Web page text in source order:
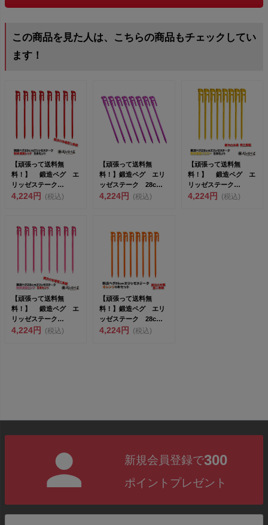
この商品を見た人は、こちらの商品もチェックしてい
ます！
【頑張って送料無
料！】 鍛造ペグ エ
リッゼステーク
28cm 8本セット
4,224円 (税込)
【頑張って送料無
料！】鍛造ペグ エリ
ッゼステーク 28cm
2017年新色パープ
4,224円 (税込)
【頑張って送料無
料！】 鍛造ペグ エ
リッゼステーク
28cm 8本セット
4,224円 (税込)
【頑張って送料無
料！】 鍛造ペグ エ
リッゼステーク
28cm 8本セット
4,224円 (税込)
【頑張って送料無
料！】鍛造ペグ エリ
ッゼステーク 28cm
オレンジ MK-280...
4,224円 (税込)
新規会員登録で300
ポイントプレゼント